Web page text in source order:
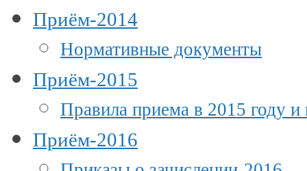
Приём-2014
Нормативные документы
Приём-2015
Правила приема в 2015 году и
Приём-2016